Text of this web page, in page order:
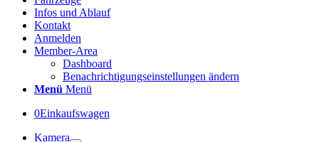
Infos und Ablauf
Kontakt
Anmelden
Member-Area
Dashboard
Benachrichtigungseinstellungen ändern
Menü Menü
0Einkaufswagen
Kamera